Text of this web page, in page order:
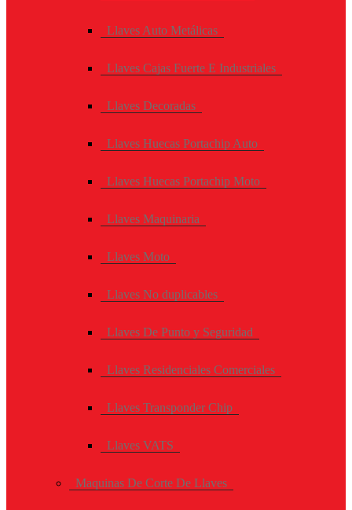
Llaves Auto Metálicas
Llaves Cajas Fuerte E Industriales
Llaves Decoradas
Llaves Huecas Portachip Auto
Llaves Huecas Portachip Moto
Llaves Maquinaria
Llaves Moto
Llaves No duplicables
Llaves De Punto y Seguridad
Llaves Residenciales Comerciales
Llaves Transponder Chip
Llaves VATS
Maquinas De Corte De Llaves